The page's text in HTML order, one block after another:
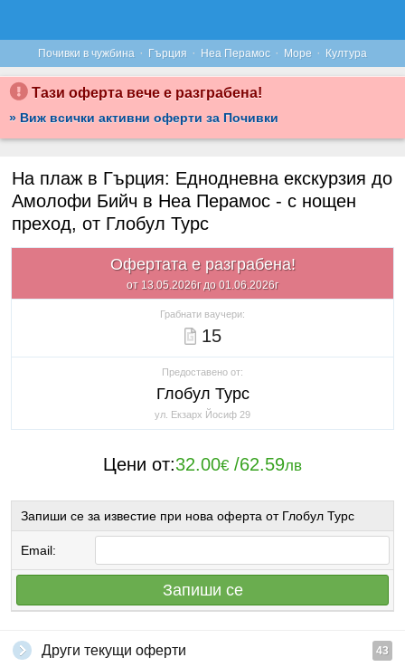
Почивки в чужбина · Гърция · Неа Перамос · Море · Култура
Тази оферта вече е разграбена!
» Виж всички активни оферти за Почивки
На плаж в Гърция: Еднодневна екскурзия до
Амолофи Бийч в Неа Перамос - с нощен
преход, от Глобул Турс
Офертата е разграбена!
от 13.05.2026г до 01.06.2026г
Грабнати ваучери:
15
Предоставено от:
Глобул Турс
ул. Екзарх Йосиф 29
Цени от:32.00€ /62.59лв
Запиши се за известие при нова оферта от Глобул Турс
Email:
Запиши се
Други текущи оферти 43